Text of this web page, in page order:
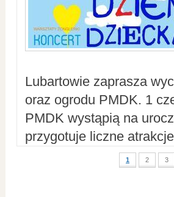
Lubartowie zaprasza
oraz ogrodu PMDK. 1
PMDK wystąpią na
przygotuje liczne
1 2 3